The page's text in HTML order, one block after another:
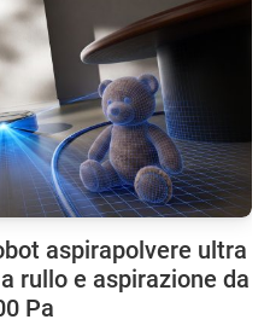
aspirapolvere ultra
rullo e aspirazione da
Pa